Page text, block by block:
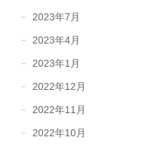
2023年7月
2023年4月
2023年1月
2022年12月
2022年11月
2022年10月